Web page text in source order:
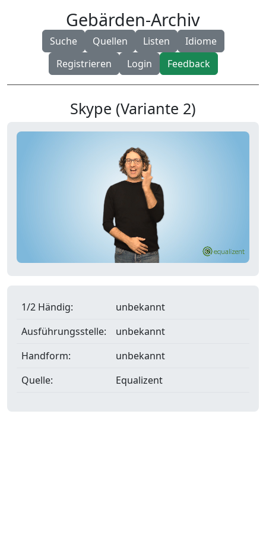
Gebärden-Archiv
Suche Quellen Listen
Idiome
Registrieren
Login Feedback
Skype (Variante 2)
1/2 Händig:
unbekannt
Ausführungsstelle:
unbekannt
Handform:
unbekannt
Quelle:
Equalizent